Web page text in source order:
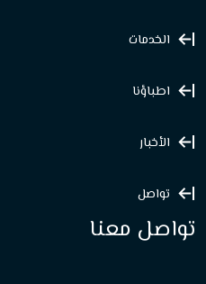
الخدمات
اطباؤنا
الأخبار
تواصل
تواصل معنا